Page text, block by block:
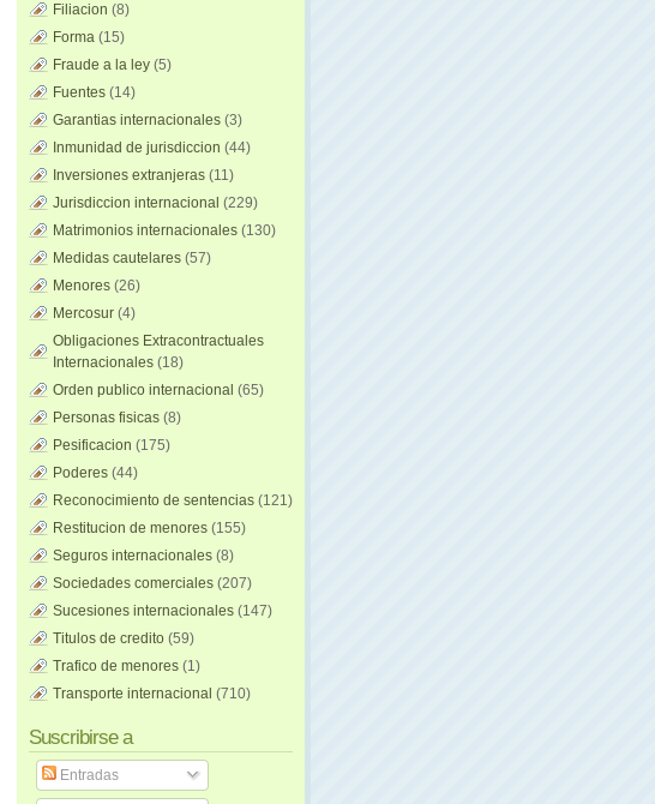
Filiacion (8)
Forma (15)
Fraude a la ley (5)
Fuentes (14)
Garantias internacionales (3)
Inmunidad de jurisdiccion (44)
Inversiones extranjeras (11)
Jurisdiccion internacional (229)
Matrimonios internacionales (130)
Medidas cautelares (57)
Menores (26)
Mercosur (4)
Obligaciones Extracontractuales
Internacionales (18)
Orden publico internacional (65)
Personas fisicas (8)
Pesificacion (175)
Poderes (44)
Reconocimiento de sentencias (121)
Restitucion de menores (155)
Seguros internacionales (8)
Sociedades comerciales (207)
Sucesiones internacionales (147)
Titulos de credito (59)
Trafico de menores (1)
Transporte internacional (710)
Suscribirse a
Entradas